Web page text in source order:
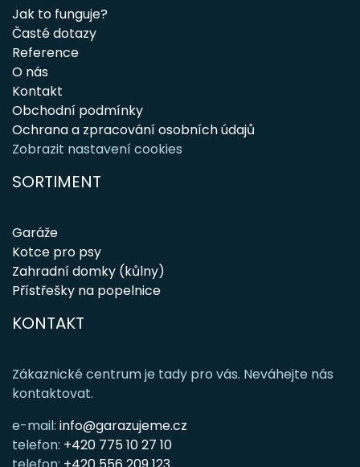
Jak to funguje?
Časté dotazy
Reference
O nás
Kontakt
Obchodní podmínky
Ochrana a zpracování osobních údajů
Zobrazit nastavení cookies
SORTIMENT
Garáže
Kotce pro psy
Zahradní domky (kůlny)
Přístřešky na popelnice
KONTAKT
Zákaznické centrum je tady pro vás. Neváhejte nás
kontaktovat.
e-mail: info@garazujeme.cz
telefon: +420 775 10 27 10